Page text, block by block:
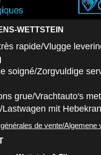
WETTSTEIN
rapide/Vlugge
soigné/Zorgvuldige
grue/Vrachtauto's met
Lastwagen mit Hebekran
de vente/Algemene